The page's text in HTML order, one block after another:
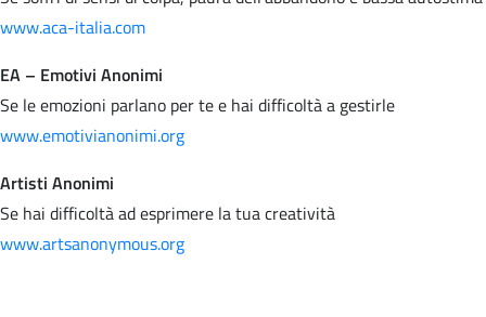
www.aca-italia.com
EA – Emotivi Anonimi
Se le emozioni parlano per te e hai difficoltà a gestirle
www.emotivianonimi.org
Artisti Anonimi
Se hai difficoltà ad esprimere la tua creatività
www.artsanonymous.org